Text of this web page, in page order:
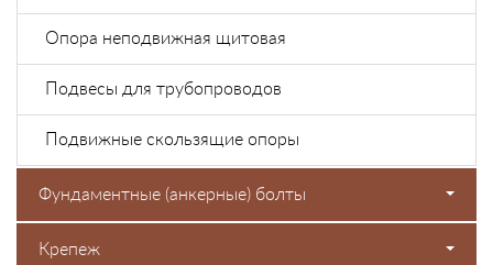
Опора неподвижная щитовая
Подвесы для трубопроводов
Подвижные скользящие опоры
Фундаментные (анкерные) болты
Крепеж